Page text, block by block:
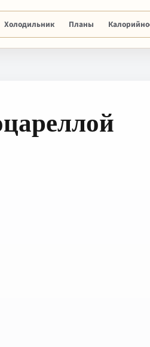
Холодильник Планы